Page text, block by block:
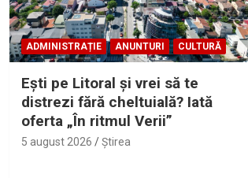
ADMINISTRAȚIE ANUNTURI CULTURĂ
Eşti pe Litoral şi vrei să te
distrezi fără cheltuială? Iată
oferta „În ritmul Verii”
5 august 2026 Ştirea